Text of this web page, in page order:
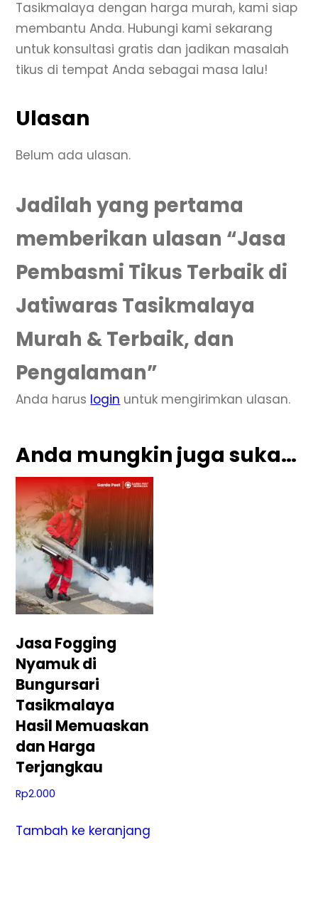
Tasikmalaya dengan harga murah, kami siap
membantu Anda. Hubungi kami sekarang
untuk konsultasi gratis dan jadikan masalah
tikus di tempat Anda sebagai masa lalu!
Ulasan
Belum ada ulasan.
Jadilah yang pertama
memberikan ulasan “Jasa
Pembasmi Tikus Terbaik di
Jatiwaras Tasikmalaya
Murah & Terbaik, dan
Pengalaman”
Anda harus login untuk mengirimkan ulasan.
Anda mungkin juga suka…
Jasa Fogging
Nyamuk di
Bungursari
Tasikmalaya
Hasil Memuaskan
dan Harga
Terjangkau
Rp2.000
Tambah ke keranjang